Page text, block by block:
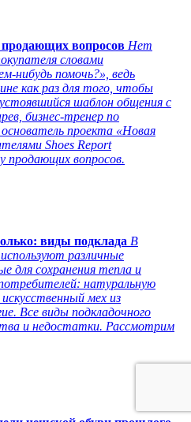
продающих вопросов Нет
словами
нибудь помочь?», ведь
как раз для того, чтобы
шаблон общения с
бизнес-тренер по
проекта «Новая
Shoes Report
продающих вопросов.
виды подклада В
различные
для сохранения тепла и
натуральную
мех из
Все виды подкладочного
и недостатки. Рассмотрим